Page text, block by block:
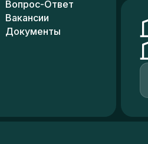
Вопрос-Ответ
Вакансии
Документы